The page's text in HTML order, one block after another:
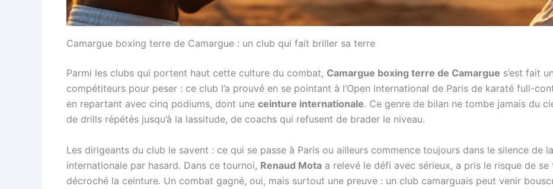
Camargue boxing terre de Camargue : un club qui fait briller sa terre
Parmi les clubs qui portent haut cette culture du combat, Camargue boxing terre de Camargue s’est fait
compétiteurs pour peser : ce club l’a prouvé en se pointant à l’Open international de Paris de karaté full-
en repartant avec cinq podiums, dont une ceinture internationale. Ce genre de bilan ne tombe jamais du
de drills répétés jusqu’à la lassitude, de coachs qui refusent de brader le niveau.
Les dirigeants du club le savent : ce qui se passe à Paris ou ailleurs commence toujours dans le silence de
internationale par hasard. Dans ce tournoi, Renaud Mota a relevé le défi avec sérieux, a pris le risque de
décroché la ceinture. Un combat gagné, oui, mais surtout une preuve : un club camarguais peut venir